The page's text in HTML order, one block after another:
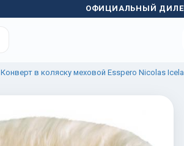
ОФИЦИАЛЬНЫЙ
Конверт в коляску меховой Esspero Nicolas